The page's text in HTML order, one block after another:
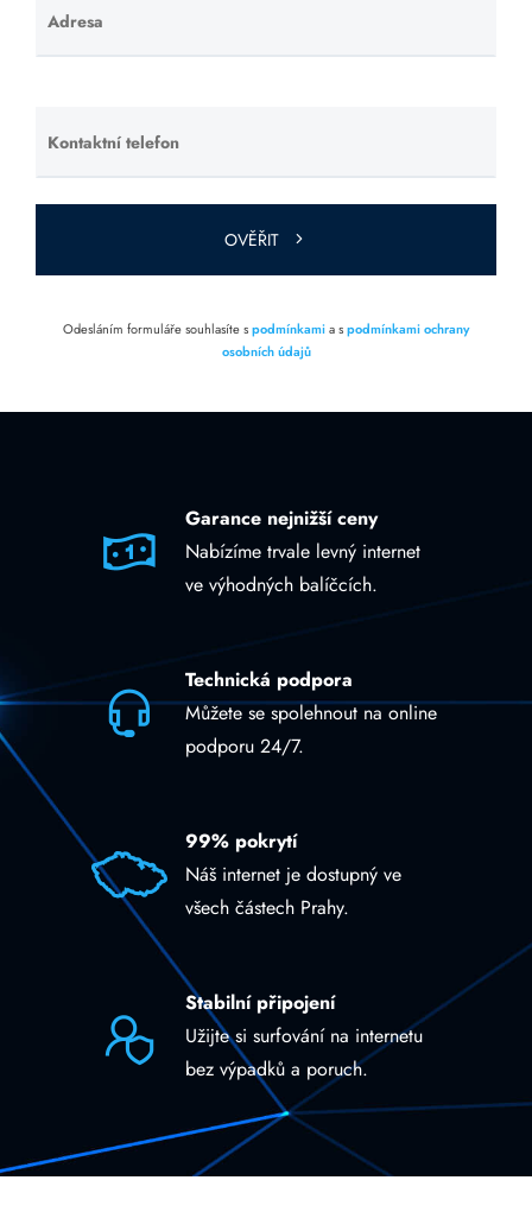
Adresa
Ponechte
toto pole
Kontaktní telefon
Ponechte
toto pole
prázdné.
OVĚŘIT
Odesláním formuláře souhlasíte spodmínkamia spodmínkami ochrany
osobních údajů
Garance nejnižší ceny
Nabízíme trvale levný internet
ve výhodných balíčcích.
Technická podpora
Můžete se spolehnout na online
podporu 24/7.
99% pokrytí
Náš internet je dostupný ve
všech částech Prahy.
Stabilní připojení
Užijte si surfování na internetu
bez výpadků a poruch.